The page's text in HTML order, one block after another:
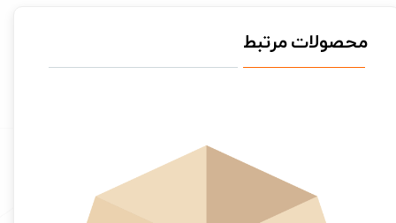
محصولات مرتبط